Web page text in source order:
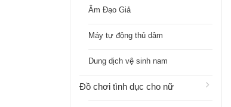
Âm Đạo Giả
Máy tự động thủ dâm
Dung dịch vệ sinh nam
Đồ chơi tình dục cho nữ